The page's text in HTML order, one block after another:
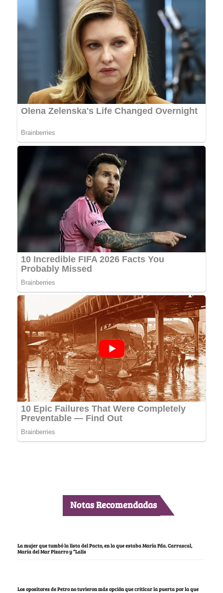
Notas Recomendadas
La mujer que tumbó la lista del Pacto, en la que estaba María Fda. Carrascal,
María del Mar Pizarro y “Lalis
Los opositores de Petro no tuvieron más opción que criticar la puerta por la que